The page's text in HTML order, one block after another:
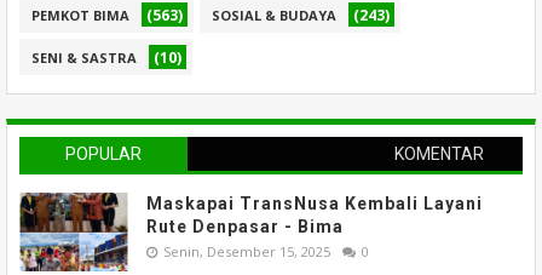
PEMKOT BIMA (563) SOSIAL & BUDAYA (243)
SENI & SASTRA (10)
POPULAR KOMENTAR
Maskapai TransNusa Kembali Layani
Rute Denpasar - Bima
Senin, Desember 15, 2025 0